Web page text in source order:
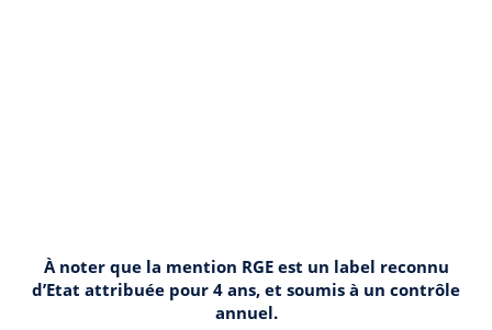
À noter que la mention RGE est un label reconnu
d’Etat attribuée pour 4 ans, et soumis à un contrôle
annuel.